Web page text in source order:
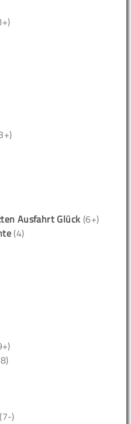
Ausfahrt Glück (6+)
(4)
(7-)